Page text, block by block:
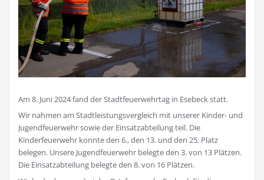
Am 8. Juni 2024 fand der Stadtfeuerwehrtag in Esebeck statt.
Wir nahmen am Stadtleistungsvergleich mit unserer Kinder- und
Jugendfeuerwehr sowie der Einsatzabteilung teil. Die
Kinderfeuerwehr konnte den 6., den 13. und den 25. Platz
belegen. Unsere Jugendfeuerwehr belegte den 3. von 13 Plätzen.
Die Einsatzabteilung belegte den 8. von 16 Plätzen.